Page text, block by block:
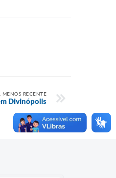
MENOS RECENTE
Divinópolis